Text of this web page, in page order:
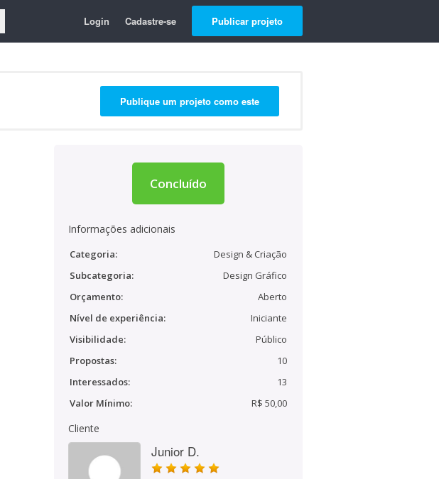
Login Cadastre-se Publicar projeto
Publique um projeto como este
Concluído
Informações adicionais
Categoria:
Design & Criação
Subcategoria:
Design Gráfico
Orçamento:
Aberto
Nível de experiência:
Iniciante
Visibilidade:
Público
Propostas:
10
Interessados:
13
Valor Mínimo:
R$ 50,00
Cliente
Junior D.